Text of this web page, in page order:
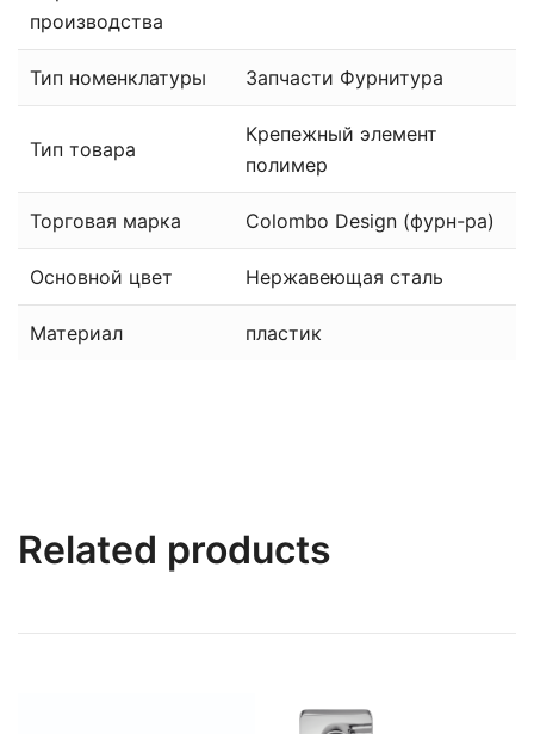
производства
Тип номенклатуры Запчасти Фурнитура
Тип товара
Крепежный элемент
полимер
Торговая марка Colombo Design (фурн-ра)
Основной цвет Нержавеющая сталь
Материал пластик
Related products